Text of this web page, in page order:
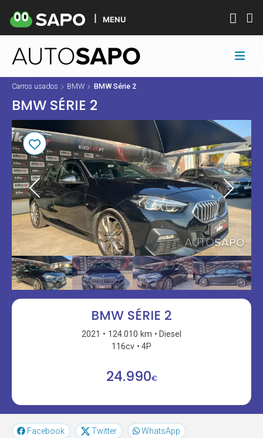
MENU
Carros usados BMW BMW Série 2
BMW SÉRIE 2
BMW SÉRIE 2
2021 124.010 km
Diesel
116cv
4P
24.990€
Facebook Twitter WhatsApp